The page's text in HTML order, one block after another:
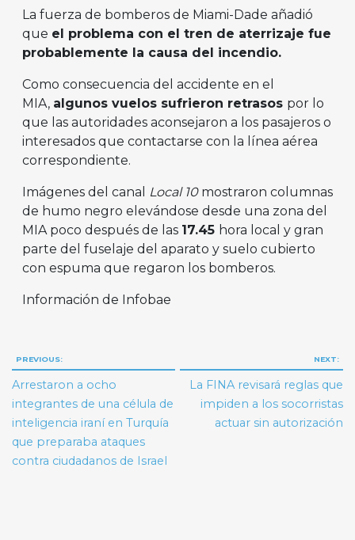
La fuerza de bomberos de Miami-Dade añadió
que el problema con el tren de aterrizaje fue
probablemente la causa del incendio.
Como consecuencia del accidente en el
MIA, algunos vuelos sufrieron retrasos por lo
que las autoridades aconsejaron a los pasajeros o
interesados que contactarse con la línea aérea
correspondiente.
Imágenes del canal Local 10mostraron columnas
de humo negro elevándose desde una zona del
MIA poco después de las 17.45 hora local y gran
parte del fuselaje del aparato y suelo cubierto
con espuma que regaron los bomberos.
Información de Infobae
Navegación
de
entradas
PREVIOUS:
Arrestaron a ocho
integrantes de una célula de
inteligencia iraní en Turquía
que preparaba ataques
contra ciudadanos de Israel
NEXT:
La FINA revisará reglas que
impiden a los socorristas
actuar sin autorización